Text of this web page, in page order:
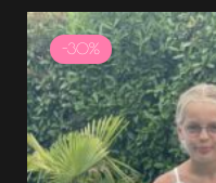
-30%
Le
prix
initial
était :
14.99 €.
Le
prix
actuel
est :
10.49 €.